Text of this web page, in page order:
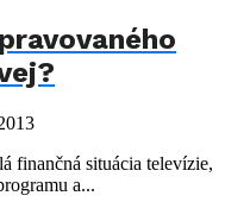
finančná situácia televízie,
a...